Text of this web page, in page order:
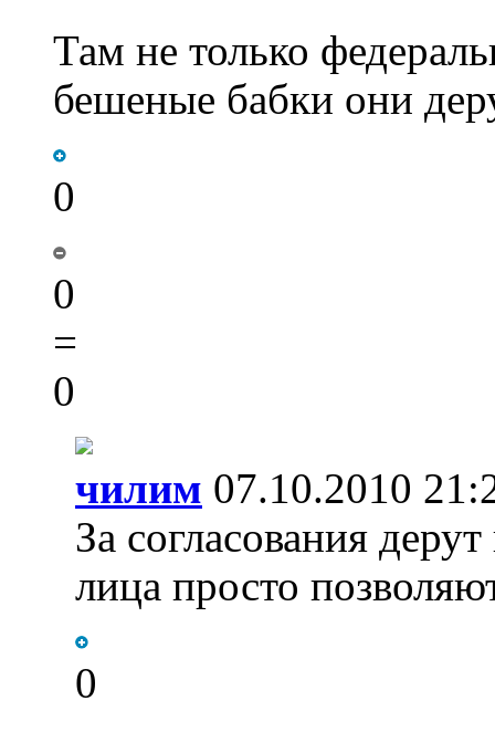
Там не только
бешеные бабки они
0
0
=
0
чилим 07.10.2010
За согласования
лица просто
0